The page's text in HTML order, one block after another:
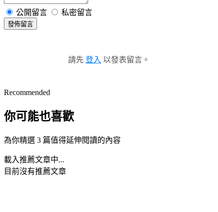
公開留言 私密留言
發佈留言
請先 登入 以發表留言。
Recommended
你可能也喜歡
為你精選 3 篇值得延伸閱讀的內容
載入推薦文章中...
目前沒有推薦文章